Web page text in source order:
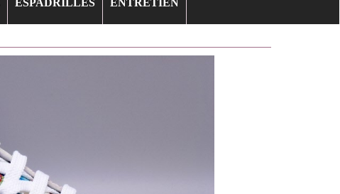
ESPADRILLES ENTRETIEN